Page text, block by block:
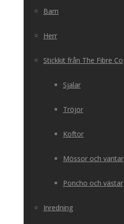
Barn
Herr
Stickkit från The Fibre Co
Sjalar
Tröjor
Koftor
Mössor och vantar
Poncho och västar
Inredning